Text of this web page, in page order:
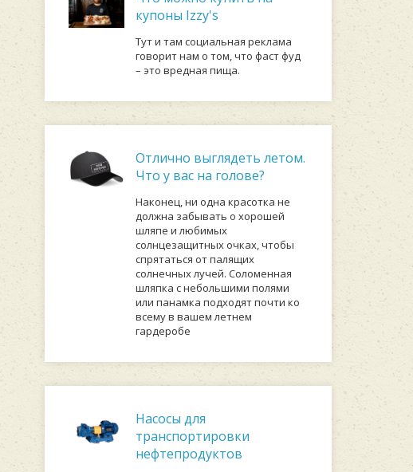
купоны Izzy's
Тут и там социальная реклама
говорит нам о том, что фаст фуд
– это вредная пища.
Отлично выглядеть летом.
Что у вас на голове?
Наконец, ни одна красотка не
должна забывать о хорошей
шляпе и любимых
солнцезащитных очках, чтобы
спрятаться от палящих
солнечных лучей. Соломенная
шляпка с небольшими полями
или панамка подходят почти ко
всему в вашем летнем
гардеробе
Насосы для
транспортировки
нефтепродуктов